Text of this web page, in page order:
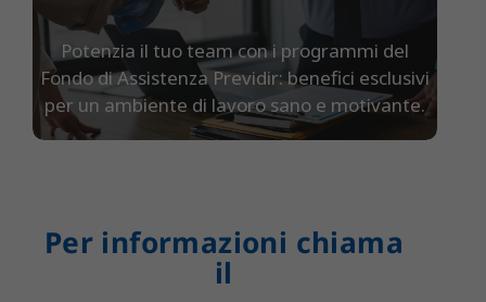
Potenzia il tuo team con i programmi del
Fondo di Assistenza Previdir: benefici esclusivi
per un ambiente di lavoro sano e motivante.
Per informazioni chiama
il